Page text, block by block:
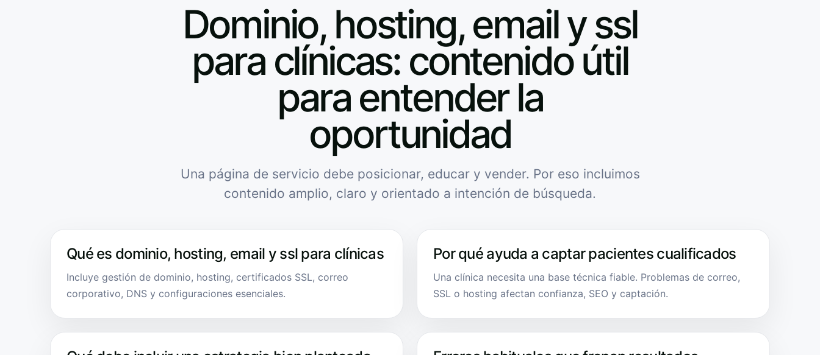
Dominio, hosting, email y ssl
para clínicas: contenido útil
para entender la
oportunidad
Una página de servicio debe posicionar, educar y vender. Por eso incluimos
contenido amplio, claro y orientado a intención de búsqueda.
Qué es dominio, hosting, email y ssl para clínicas
Incluye gestión de dominio, hosting, certificados SSL, correo
corporativo, DNS y configuraciones esenciales.
Por qué ayuda a captar pacientes cualificados
Una clínica necesita una base técnica fiable. Problemas de correo,
SSL o hosting afectan confianza, SEO y captación.